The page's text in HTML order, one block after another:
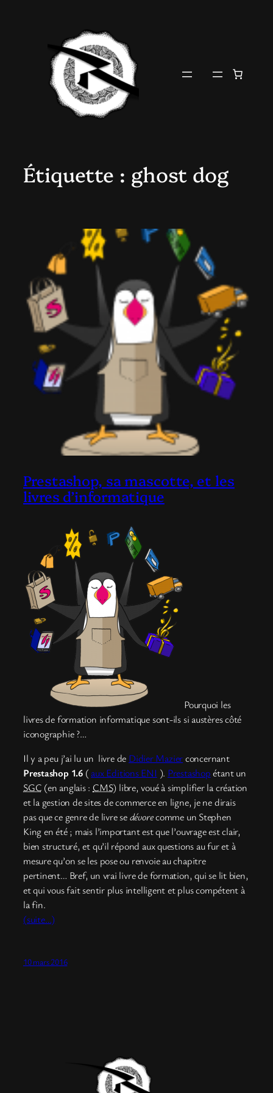
Étiquette : ghost dog
Prestashop, sa mascotte, et les
livres d’informatique
Pourquoi les
livres de formation informatique sont-ils si austères côté
iconographie ?…
Il y a peu j’ai lu un livre de Didier Mazierconcernant
Prestashop 1.6(aux Editions ENI ). Prestashopétant un
SGC (en anglais :CMS) libre, voué à simplifier la création
et la gestion de sites de commerce en ligne, je ne dirais
pas que ce genre de livre sedévorecomme un Stephen
King en été ; mais l’important est que l’ouvrage est clair,
bien structuré, et qu’il répond aux questions au fur et à
mesure qu’on se les pose ou renvoie au chapitre
pertinent… Bref, un vrai livre de formation, qui se lit bien,
et qui vous fait sentir plus intelligent et plus compétent à
la fin.
(suite…)
10 mars 2016